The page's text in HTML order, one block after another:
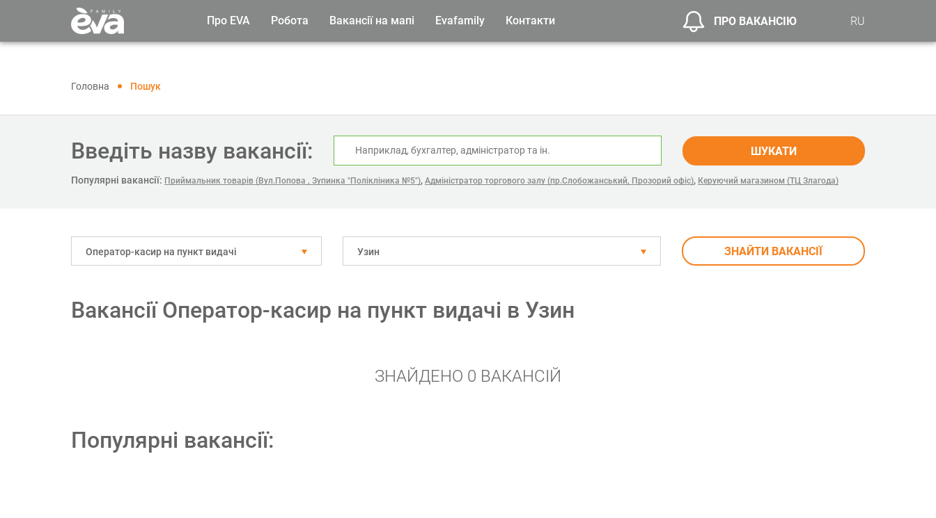
Про EVA Робота Вакансії на мапі Evafamily Контакти ПРО ВАКАНСІЮ RU
Головна Пошук
Введіть назву вакансії: ШУКАТИ
Популярні вакансії: Приймальник товарів (Вул.Попова , Зупинка "Полікліника №5"), Адміністратор торгового залу (пр.Слобожанський, Прозорий офіс), Керуючий магазином (ТЦ Злагода)
Оператор-касир на пункт видачі Узин ЗНАЙТИ ВАКАНСІЇ
Вакансії Оператор-касир на пункт видачі в Узин
ЗНАЙДЕНО 0 ВАКАНСІЙ
Популярні вакансії: